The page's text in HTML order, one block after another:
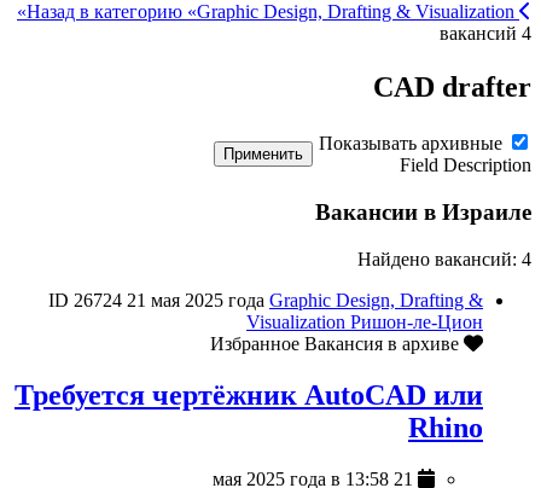
4 вакансий
CAD drafter
Показывать архивные
Field Description
Применить
Вакансии в Израиле
Найдено вакансий: 4
ID 26724 21 мая 2025 года Graphic Design, Drafting &
Visualization Ришон-ле-Цион
Вакансия в архиве
Требуется чертёжник AutoCAD или
Rhino